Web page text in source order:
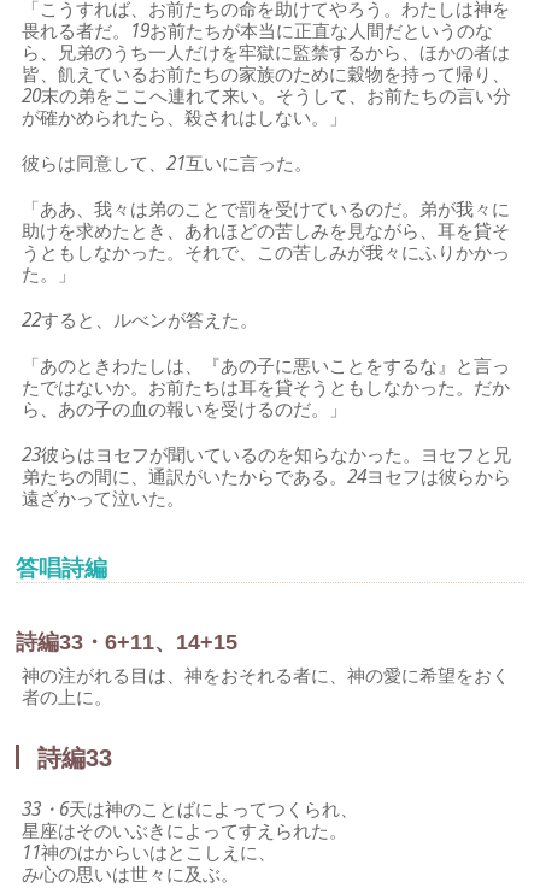
「こうすれば、お前たちの命を助けてやろう。わたしは神を
畏れる者だ。 19お前たちが本当に正直な人間だというのな
ら、兄弟のうち一人だけを牢獄に監禁するから、ほかの者は
皆、飢えているお前たちの家族のために穀物を持って帰り、
20末の弟をここへ連れて来い。そうして、お前たちの言い分
が確かめられたら、殺されはしない。」
彼らは同意して、21互いに言った。
「ああ、我々は弟のことで罰を受けているのだ。弟が我々に
助けを求めたとき、あれほどの苦しみを見ながら、耳を貸そ
うともしなかった。それで、この苦しみが我々にふりかかっ
た。」
22すると、ルべンが答えた。
「あのときわたしは、『あの子に悪いことをするな』と言っ
たではないか。お前たちは耳を貸そうともしなかった。だか
ら、あの子の血の報いを受けるのだ。」
23彼らはヨセフが聞いているのを知らなかった。ヨセフと兄
弟たちの間に、通訳がいたからである。24ヨセフは彼らから
遠ざかって泣いた。
答唱詩編
詩編33・6+11、14+15
神の注がれる目は、神をおそれる者に、神の愛に希望をおく
者の上に。
詩編33
33・6天は神のことばによってつくられ、
星座はそのいぶきによってすえられた。
11神のはからいはとこしえに、
み心の思いは世々に及ぶ。